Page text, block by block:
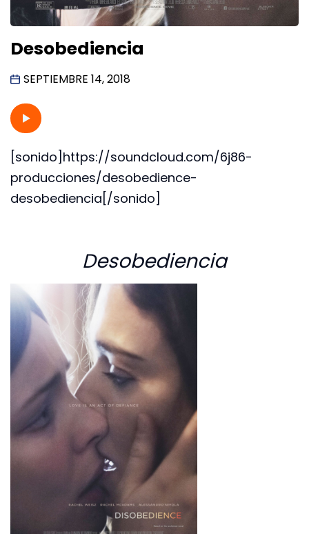
Desobediencia
SEPTIEMBRE 14, 2018
[sonido]https://soundcloud.com/6j86-
producciones/desobedience-
desobediencia[/sonido]
Desobediencia